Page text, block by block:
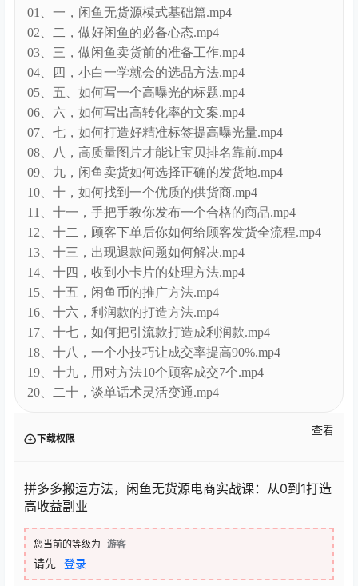
01、一，闲鱼无货源模式基础篇.mp4
02、二，做好闲鱼的必备心态.mp4
03、三，做闲鱼卖货前的准备工作.mp4
04、四，小白一学就会的选品方法.mp4
05、五、如何写一个高曝光的标题.mp4
06、六，如何写出高转化率的文案.mp4
07、七，如何打造好精准标签提高曝光量.mp4
08、八，高质量图片才能让宝贝排名靠前.mp4
09、九，闲鱼卖货如何选择正确的发货地.mp4
10、十，如何找到一个优质的供货商.mp4
11、十一，手把手教你发布一个合格的商品.mp4
12、十二，顾客下单后你如何给顾客发货全流程.mp4
13、十三，出现退款问题如何解决.mp4
14、十四，收到小卡片的处理方法.mp4
15、十五，闲鱼币的推广方法.mp4
16、十六，利润款的打造方法.mp4
17、十七，如何把引流款打造成利润款.mp4
18、十八，一个小技巧让成交率提高90%.mp4
19、十九，用对方法10个顾客成交7个.mp4
20、二十，谈单话术灵活变通.mp4
下载权限
查看
拼多多搬运方法，闲鱼无货源电商实战课：从0到1打造
高收益副业
您当前的等级为 游客
请先 登录